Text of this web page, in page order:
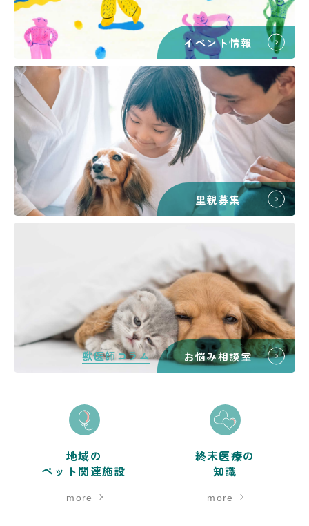
イベント情報
里親募集
獣医師コラム お悩み相談室
地域の
ペット関連施設
more
終末医療の
知識
more